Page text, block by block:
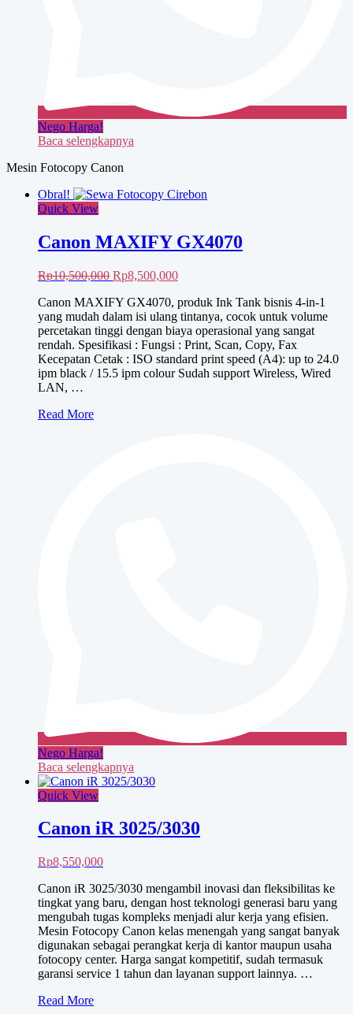
Nego Harga!
Baca selengkapnya
Mesin Fotocopy Canon
Obral!
Quick View
Canon MAXIFY GX4070
Rp10,500,000 Harga
adalah:
Rp10,500,000.
Rp8,500,000Harga
ini
adalah:
Rp8,500,000.
Canon MAXIFY GX4070, produk Ink Tank bisnis 4-in-1
yang mudah dalam isi ulang tintanya, cocok untuk volume
percetakan tinggi dengan biaya operasional yang sangat
rendah. Spesifikasi : Fungsi : Print, Scan, Copy, Fax
Kecepatan Cetak : ISO standard print speed (A4): up to 24.0
ipm black / 15.5 ipm colour Sudah support Wireless, Wired
LAN, …
Canon
Read More
Nego Harga!
Baca selengkapnya
Quick View
Canon iR 3025/3030
Rp8,550,000
Canon iR 3025/3030 mengambil inovasi dan fleksibilitas ke
tingkat yang baru, dengan host teknologi generasi baru yang
mengubah tugas kompleks menjadi alur kerja yang efisien.
Mesin Fotocopy Canon kelas menengah yang sangat banyak
digunakan sebagai perangkat kerja di kantor maupun usaha
fotocopy center. Harga sangat kompetitif, sudah termasuk
garansi service 1 tahun dan layanan support lainnya. …
Canon
Read More